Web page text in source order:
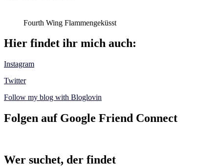
Fourth Wing Flammengeküsst
Hier findet ihr mich auch:
Instagram
Twitter
Follow my blog with Bloglovin
Folgen auf Google Friend Connect
Wer suchet, der findet